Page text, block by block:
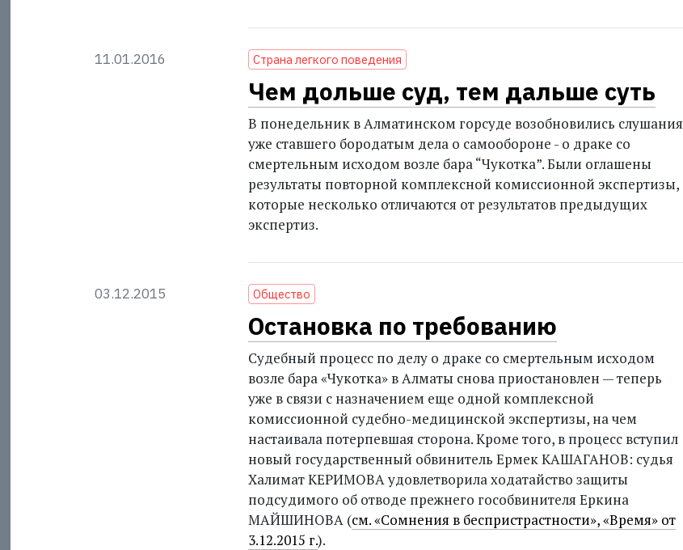
11.01.2016 Страна легкого поведения
Чем дольше суд, тем дальше суть
В понедельник в Алматинском горсуде возобновились слушания
уже ставшего бородатым дела о самообороне - о драке со
смертельным исходом возле бара “Чукотка”. Были оглашены
результаты повторной комплексной комиссионной экспертизы,
которые несколько отличаются от результатов предыдущих
экспертиз.
03.12.2015 Общество
Остановка по требованию
Судебный процесс по делу о драке со смертельным исходом
возле бара «Чукотка» в Алматы снова приостановлен — теперь
уже в связи с назначением еще одной комплексной
комиссионной судебно-медицинской экспертизы, на чем
настаивала потерпевшая сторона. Кроме того, в процесс вступил
новый государственный обвинитель Ермек КАШАГАНОВ: судья
Халимат КЕРИМОВА удовлетворила ходатайство защиты
подсудимого об отводе прежнего гособвинителя Еркина
МАЙШИНОВА (см. «Сомнения в беспристрастности», «Время» от
3.12.2015 г.).